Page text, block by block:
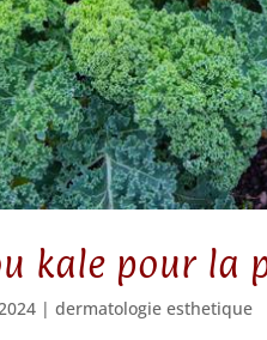
kale pour la
|dermatologie esthetique